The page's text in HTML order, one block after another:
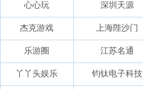
心心玩 深圳天源
杰克游戏 上海陛沙门
乐游圈 江苏名通
丫丫头娱乐 钧钛电子科技